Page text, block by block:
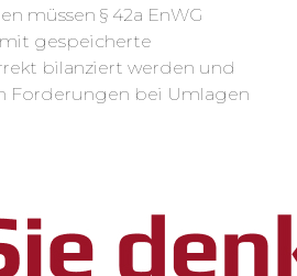
müssen § 42a EnWG
gespeicherte
bilanziert werden und
Forderungen bei Umlagen